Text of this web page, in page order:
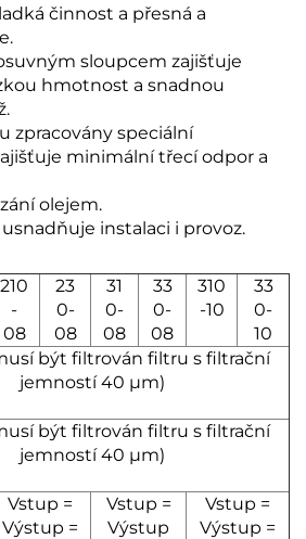
činnost a přesná a
sloupcem zajišťuje
hmotnost a snadnou
zpracovány speciální
minimální třecí odpor a
olejem.
instalaci i provoz.
210
-
08
23
0-
08
31
0-
08
33
0-
08
310
-10
33
0-
10
být filtrován filtru s filtrační
jemností 40 µm)
být filtrován filtru s filtrační
jemností 40 µm)
Vstup =
Výstup =
Vstup =
Výstup
Vstup =
Výstup =